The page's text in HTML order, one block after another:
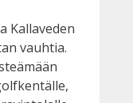
Kallaveden
vauhtia.